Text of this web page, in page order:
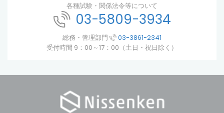
各種試験・関係法令等について
03-5809-3934
総務・管理部門
03-3861-2341
受付時間 9：00～17：00（土日・祝日除く）